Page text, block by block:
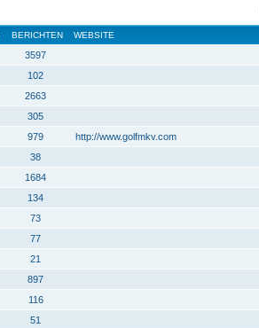
BERICHTEN WEBSITE
3597
102
2663
305
979 http://www.golfmkv.com
38
1684
134
73
77
21
897
116
51